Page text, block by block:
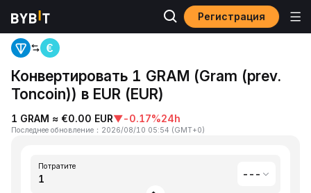
Регистрация
Главная Gram (prev. Toncoin)(GRAM) to EUR(EUR)
Конвертировать 1 GRAM (Gram (prev.
Toncoin)) в EUR (EUR)
1 GRAM ≈ €0.00 EUR▼-0.17%24h
Последнее обновление ： 2026/08/10 05:54 (GMT+0)
Потратите
---